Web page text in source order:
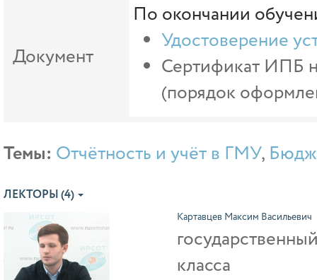
Документ
По окончании
Удостоверение
Сертификат ИПБ
(порядок
Темы: Отчётность и учёт в ГМУ,
ЛЕКТОРЫ (4)
Картавцев Максим Васильевич
класса